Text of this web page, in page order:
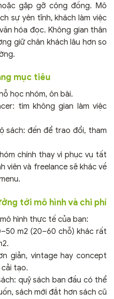
gặp gỡ cộng đồng. Mô
sự yên tĩnh, khách làm việc
hóa đọc. Không gian thân
giữ chân khách lâu hơn so
mục tiêu
học nhóm, ôn bài.
tìm không gian làm việc
sách: đến để trao đổi, tham
chính thay vì phục vụ tất
viên và freelance sẽ khác về
tới mô hình và chi phí
hình thực tế của bạn:
m2 (20–60 chỗ) khác rất
giản, vintage hay concept
tạo.
quỹ sách ban đầu có thể
sách mới đắt hơn sách cũ